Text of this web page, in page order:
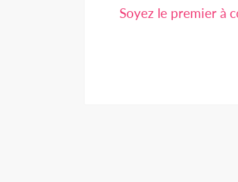
Soyez le premier à